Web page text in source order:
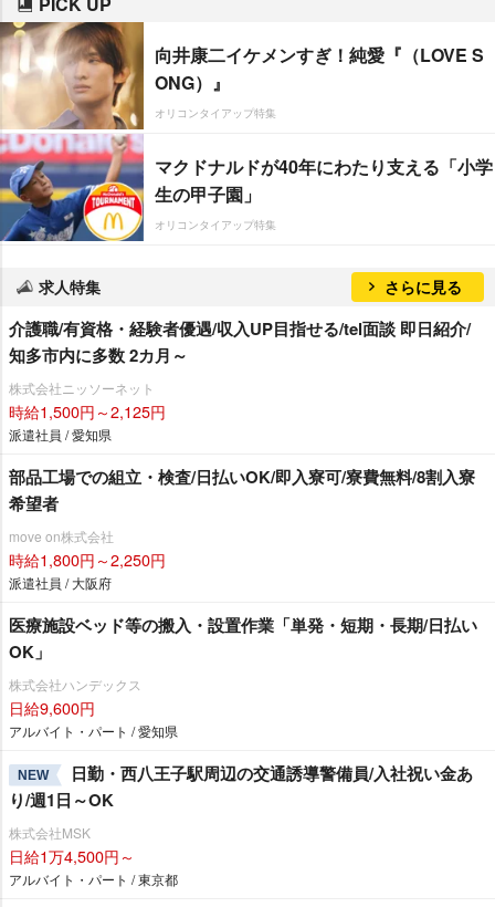
向井康二イケメンすぎ！純愛『（LOVE S
ONG）』
オリコンタイアップ特集
マクドナルドが40年にわたり支える「小学
生の甲子園」
オリコンタイアップ特集
求人特集 さらに見る
介護職/有資格・経験者優遇/収入UP目指せる/tel面談 即日紹介/
知多市内に多数 2カ月～
株式会社ニッソーネット
時給1,500円～2,125円
派遣社員 / 愛知県
部品工場での組立・検査/日払いOK/即入寮可/寮費無料/8割入寮
希望者
move on株式会社
時給1,800円～2,250円
派遣社員 / 大阪府
医療施設ベッド等の搬入・設置作業「単発・短期・長期/日払い
OK」
株式会社ハンデックス
日給9,600円
アルバイト・パート / 愛知県
NEW
日勤・西八王子駅周辺の交通誘導警備員/入社祝い金あ
り/週1日～OK
株式会社MSK
日給1万4,500円～
アルバイト・パート / 東京都